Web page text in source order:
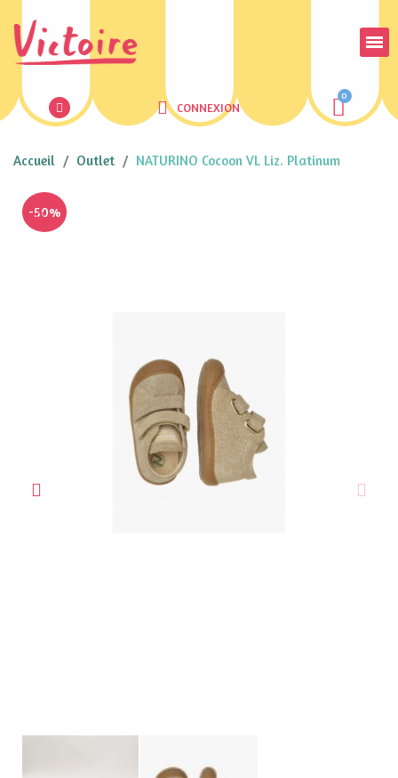
CONNEXION
Accueil Outlet NATURINO Cocoon VL Liz. Platinum
-50%